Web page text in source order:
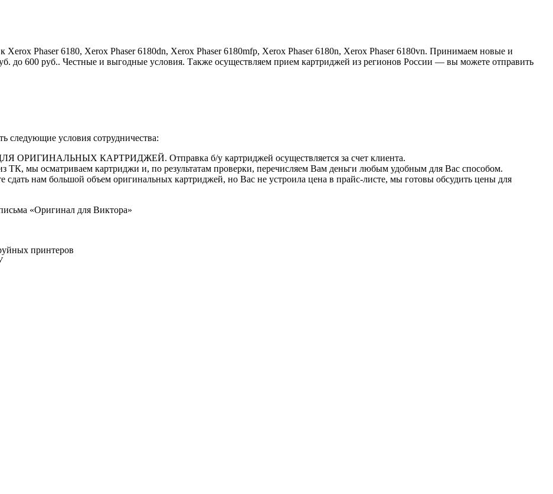
Phaser 6180, Xerox Phaser 6180dn, Xerox Phaser 6180mfp, Xerox Phaser 6180n, Xerox Phaser 6180vn. Принимаем новые и
до 600 руб.. Честные и выгодные условия. Также осуществляем прием картриджей из регионов России — вы можете отправить
следующие условия сотрудничества:
ОРИГИНАЛЬНЫХ КАРТРИДЖЕЙ. Отправка б/у картриджей осуществляется за счет клиента.
ТК, мы осматриваем картриджи и, по результатам проверки, перечисляем Вам деньги любым удобным для Вас способом.
нам большой объем оригинальных картриджей, но Вас не устроила цена в прайс-листе, мы готовы обсудить цены для
«Оригинал для Виктора»
принтеров